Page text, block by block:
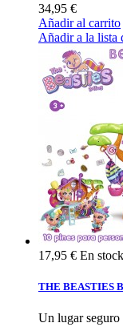
34,95 €
Añadir al carrito
Añadir a la lista
17,95 € En stock
THE BEASTIES
Un lugar seguro